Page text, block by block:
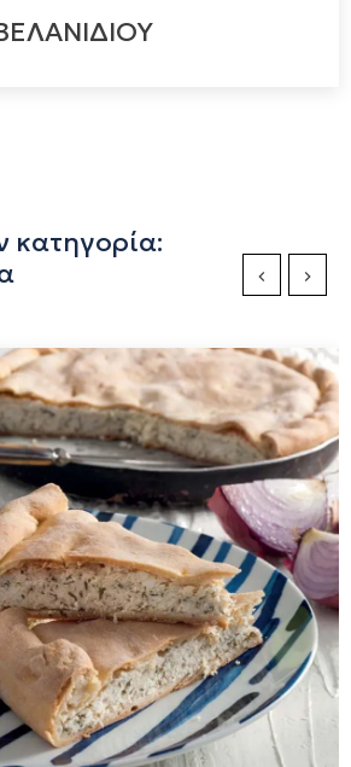
κατηγορία:
PreviousNext